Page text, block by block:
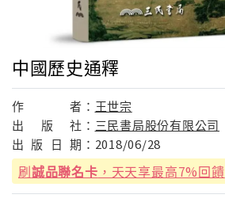
中國歷史通釋
作 者： 王世宗
出
版 社： 三民書局股份有限公司
出 版 日 期： 2018/06/28
刷誠品聯名卡 ，天天享最高7%回饋